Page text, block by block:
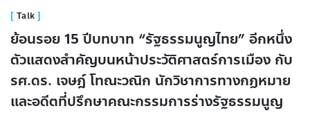
Talk
ย้อนรอย 15 ปีบทบาท “รัฐธรรมนูญไทย” อีกหนึ่ง
ตัวแสดงสำคัญบนหน้าประวัติศาสตร์การเมือง กับ
รศ.ดร. เจษฎ์ โทณะวณิก นักวิชาการทางกฏหมาย
และอดีตที่ปรึกษาคณะกรรมการร่างรัฐธรรมนูญ